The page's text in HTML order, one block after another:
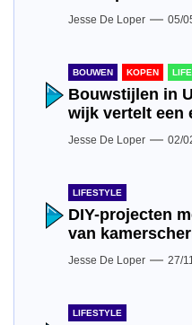
Jesse De Loper 05/
BOUWEN KOPEN
Bouwstijlen in
wijk vertelt een
Jesse De Loper 02/
LIFESTYLE
DIY-projecten
van
Jesse De Loper 27/
LIFESTYLE